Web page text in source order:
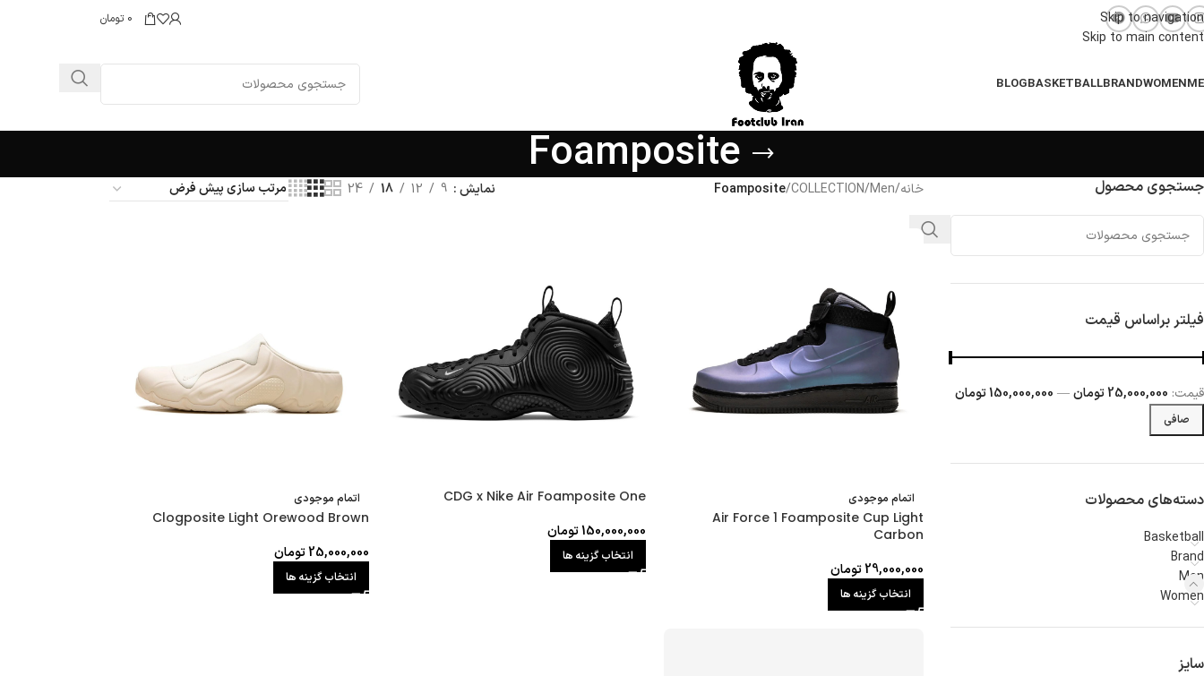
Skip to navigation
Skip to main content
0 تومان
WOMEN
BRAND
BASKETBALL
BLOG
Foamposite
جستجوی محصول
فیلتر براساس قیمت
صافی
قيمت: 25,000,000 تومان — 150,000,000 تومان
دسته‌های محصولات
Basketball
Brand
Men
Women
سایز
خانه/
Men
/
COLLECTION
/
Foamposite نمایش 9
12
18
24
اتمام موجودی
Air Force 1 Foamposite Cup Light
Carbon
29,000,000تومان
انتخاب گزینه ها
CDG x Nike Air Foamposite One
150,000,000تومان
انتخاب گزینه ها
اتمام موجودی
Clogposite Light Orewood Brown
25,000,000تومان
انتخاب گزینه ها